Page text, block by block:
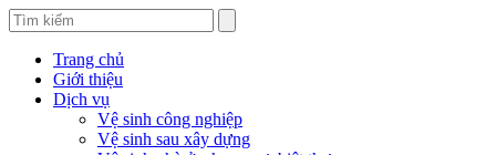
Trang chủ
Giới thiệu
Dịch vụ
Vệ sinh công nghiệp
Vệ sinh sau xây dựng